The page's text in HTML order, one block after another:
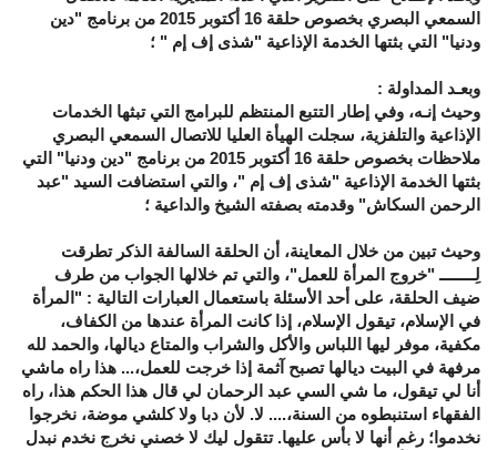
السمعي البصري بخصوص حلقة 16 أكتوبر 2015 من برنامج "دين
ودنيا" التي بثتها الخدمة الإذاعية "شذى إف إم " ؛
وبعـد المداولة :
وحيث إنـه، وفي إطار التتبع المنتظم للبرامج التي تبثها الخدمات
الإذاعية والتلفزية، سجلت الهيأة العليا للاتصال السمعي البصري
ملاحظات بخصوص حلقة 16 أكتوبر 2015 من برنامج "دين ودنيا" التي
بثتها الخدمة الإذاعية "شذى إف إم "، والتي استضافت السيد "عبد
الرحمن السكاش" وقدمته بصفته الشيخ والداعية ؛
وحيث تبين من خلال المعاينة، أن الحلقة السالفة الذكر تطرقت
لِــــــــ "خروج المرأة للعمل"، والتي تم خلالها الجواب من طرف
ضيف الحلقة، على أحد الأسئلة باستعمال العبارات التالية : "المرأة
في الإسلام، تيقول الإسلام، إذا كانت المرأة عندها من الكفاف،
مكفية، موفر ليها اللباس والأكل والشراب والمتاع ديالها، والحمد لله
مرفهة في البيت ديالها تصبح آثمة إذا خرجت للعمل،... هذا راه ماشي
أنا لي تيقول، ما شي السي عبد الرحمان لي قال هذا الحكم هذا، راه
الفقهاء استنبطوه من السنة،.... لا. لأن دبا ولا كلشي موضة، نخرجوا
نخدموا؛ رغم أنها لا بأس عليها. تتقول ليك لا خصني نخرج نخدم نبدل